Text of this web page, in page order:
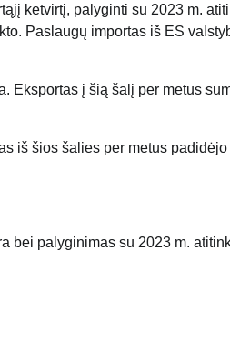
ketvirtį, palyginti su 2023 m.
Paslaugų importas iš ES
į šią šalį per metus
iš šios šalies per metus
bei palyginimas su 2023 m.